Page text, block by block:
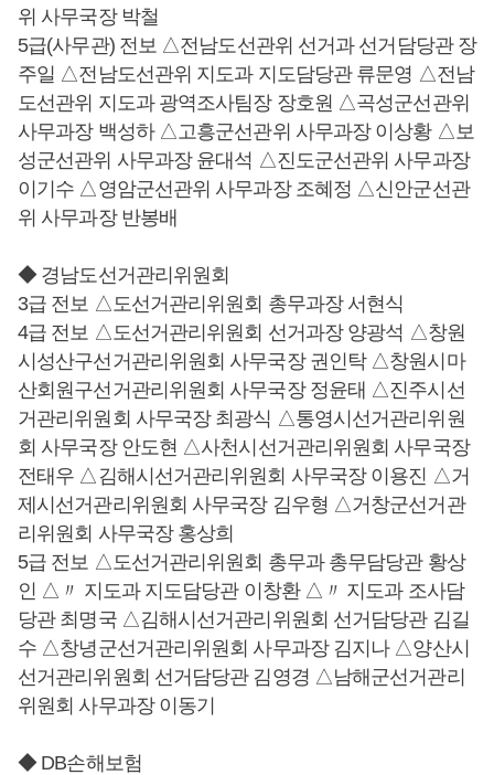
위 사무국장 박철
5급(사무관) 전보 △전남도선관위 선거과 선거담당관 장
주일 △전남도선관위 지도과 지도담당관 류문영 △전남
도선관위 지도과 광역조사팀장 장호원 △곡성군선관위
사무과장 백성하 △고흥군선관위 사무과장 이상황 △보
성군선관위 사무과장 윤대석 △진도군선관위 사무과장
이기수 △영암군선관위 사무과장 조혜정 △신안군선관
위 사무과장 반봉배
◆ 경남도선거관리위원회
3급 전보 △도선거관리위원회 총무과장 서현식
4급 전보 △도선거관리위원회 선거과장 양광석 △창원
시성산구선거관리위원회 사무국장 권인탁 △창원시마
산회원구선거관리위원회 사무국장 정윤태 △진주시선
거관리위원회 사무국장 최광식 △통영시선거관리위원
회 사무국장 안도현 △사천시선거관리위원회 사무국장
전태우 △김해시선거관리위원회 사무국장 이용진 △거
제시선거관리위원회 사무국장 김우형 △거창군선거관
리위원회 사무국장 홍상희
5급 전보 △도선거관리위원회 총무과 총무담당관 황상
인 △〃 지도과 지도담당관 이창환 △〃 지도과 조사담
당관 최명국 △김해시선거관리위원회 선거담당관 김길
수 △창녕군선거관리위원회 사무과장 김지나 △양산시
선거관리위원회 선거담당관 김영경 △남해군선거관리
위원회 사무과장 이동기
◆ DB손해보험